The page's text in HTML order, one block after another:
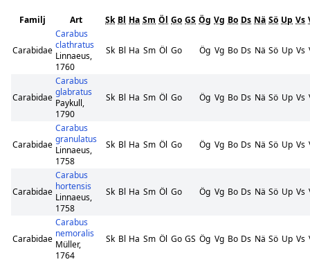
Familj Art Sk Bl Ha Sm Öl Go GS Ög Vg Bo Ds Nä Sö Up Vs
Carabidae
Carabus
clathratus
Linnaeus,
1760
Sk Bl Ha Sm Öl Go Ög Vg Bo Ds Nä Sö Up Vs
Carabidae
Carabus
glabratus
Paykull,
1790
Sk Bl Ha Sm Öl Go Ög Vg Bo Ds Nä Sö Up Vs
Carabidae
Carabus
granulatus
Linnaeus,
1758
Sk Bl Ha Sm Öl Go Ög Vg Bo Ds Nä Sö Up Vs
Carabidae
Carabus
hortensis
Linnaeus,
1758
Sk Bl Ha Sm Öl Go Ög Vg Bo Ds Nä Sö Up Vs
Carabidae
Carabus
nemoralis
Müller,
1764
Sk Bl Ha Sm Öl Go GS Ög Vg Bo Ds Nä Sö Up Vs